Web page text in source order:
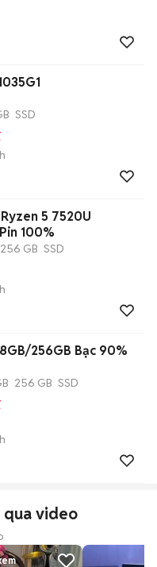
SSD
5 7520U
100%
256 GB SSD
256GB Bạc 90%
256 GB SSD
qua video